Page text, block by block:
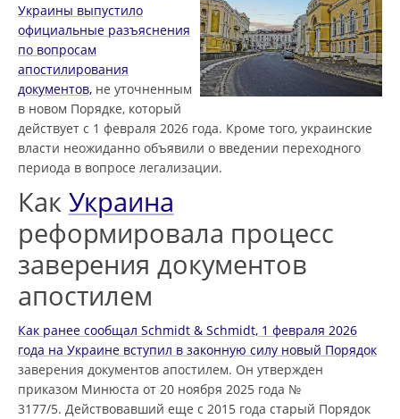
Украины выпустило
официальные разъяснения
по вопросам
апостилирования
документов, не уточненным
в новом Порядке, который
действует с 1 февраля 2026 года. Кроме того, украинские
власти неожиданно объявили о введении переходного
периода в вопросе легализации.
Как Украина
реформировала процесс
заверения документов
апостилем
Как ранее сообщал Schmidt & Schmidt, 1 февраля 2026
года на Украине вступил в законную силу новый Порядок
заверения документов апостилем. Он утвержден
приказом Минюста от 20 ноября 2025 года №
3177/5. Действовавший еще с 2015 года старый Порядок